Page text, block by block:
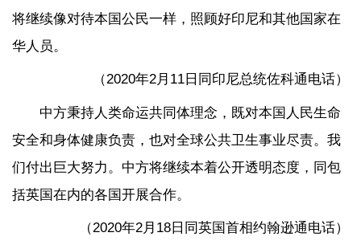
将继续像对待本国公民一样，照顾好印尼和其他国家在
华人员。
（2020年2月11日同印尼总统佐科通电话）
中方秉持人类命运共同体理念，既对本国人民生命
安全和身体健康负责，也对全球公共卫生事业尽责。我
们付出巨大努力。中方将继续本着公开透明态度，同包
括英国在内的各国开展合作。
（2020年2月18日同英国首相约翰逊通电话）